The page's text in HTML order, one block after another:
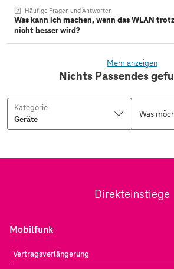
Häufige Fragen und Antworten
Was kann ich machen, wenn das WLAN
nicht besser wird?
Mehr anzeigen
Nichts Passendes
Kategorie
Direkteinstiege
Mobilfunk
Vertragsverlängerung